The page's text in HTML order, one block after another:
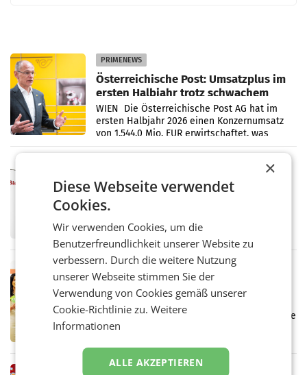
PRIMENEWS
Österreichische Post: Umsatzplus im
ersten Halbjahr trotz schwachem
Briefgeschäft
WIEN Die Österreichische Post AG hat im
ersten Halbjahr 2026 einen Konzernumsatz
von 1.544,0 Mio. EUR erwirtschaftet, was
einem Plus von 3,8 Prozent gegenüber dem
ProSiebenSat.1 spart und macht
überraschend viel Gewinn
UNTERFÖHRING/MAILAND/AMSTERDAM. Der
Frühjahr dank Kostensenkungen operativ
wieder Gewinn gemacht und die
Markterwartung deutlich übertroffen.
RETAIL
Eine Bühne für Zirkularität: ARA und
Müller informieren am POS über
Kreislauffähigkeit
Über den gesamten August hinweg rücken die
Altstoff Recycling Austria AG (ARA) und der
„Kreislauf-Helden“ in allen österreichischen
Müller-Filialen
×
Diese Webseite verwendet
Cookies.
Wir verwenden Cookies, um die
Benutzerfreundlichkeit unserer Website zu
verbessern. Durch die weitere Nutzung
unserer Webseite stimmen Sie der
Verwendung von Cookies gemäß unserer
Cookie-Richtlinie zu.Weitere
Informationen
ALLE AKZEPTIEREN